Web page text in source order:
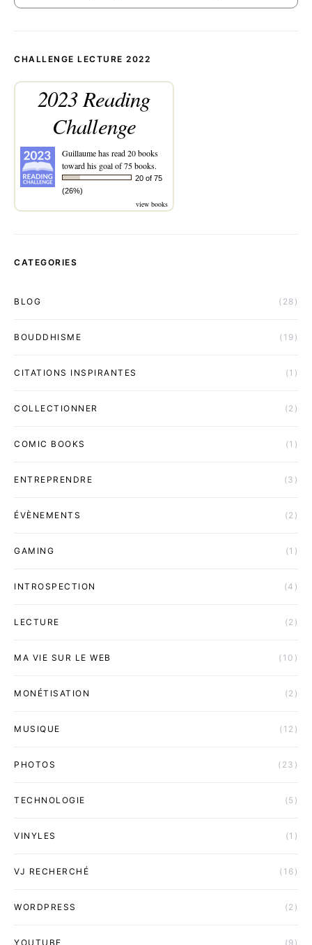
CHALLENGE LECTURE 2022
2023 Reading
Challenge
Guillaumehas read 20 books
toward his goal of 75 books.
20 of 75
(26%)
view books
CATEGORIES
BLOG (28)
BOUDDHISME (19)
CITATIONS INSPIRANTES (1)
COLLECTIONNER (2)
COMIC BOOKS (1)
ENTREPRENDRE (3)
ÉVÈNEMENTS (2)
GAMING (1)
INTROSPECTION (4)
LECTURE (2)
MA VIE SUR LE WEB (10)
MONÉTISATION (2)
MUSIQUE (12)
PHOTOS (23)
TECHNOLOGIE (5)
VINYLES (1)
VJ RECHERCHÉ (16)
WORDPRESS (2)
YOUTUBE (9)